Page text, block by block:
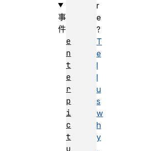
r
e
?
T
e
l
l
u
s
w
h
y
事
件
e
n
t
e
r
p
i
c
t
u